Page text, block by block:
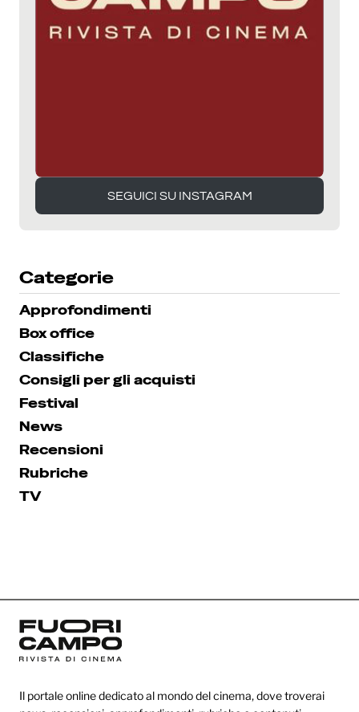
SEGUICI SU INSTAGRAM
SEGUICI SU INSTAGRAM
Categorie
Approfondimenti
Box office
Classifiche
Consigli per gli acquisti
Festival
News
Recensioni
Rubriche
TV
Il portale online dedicato al mondo del cinema, dove troverai